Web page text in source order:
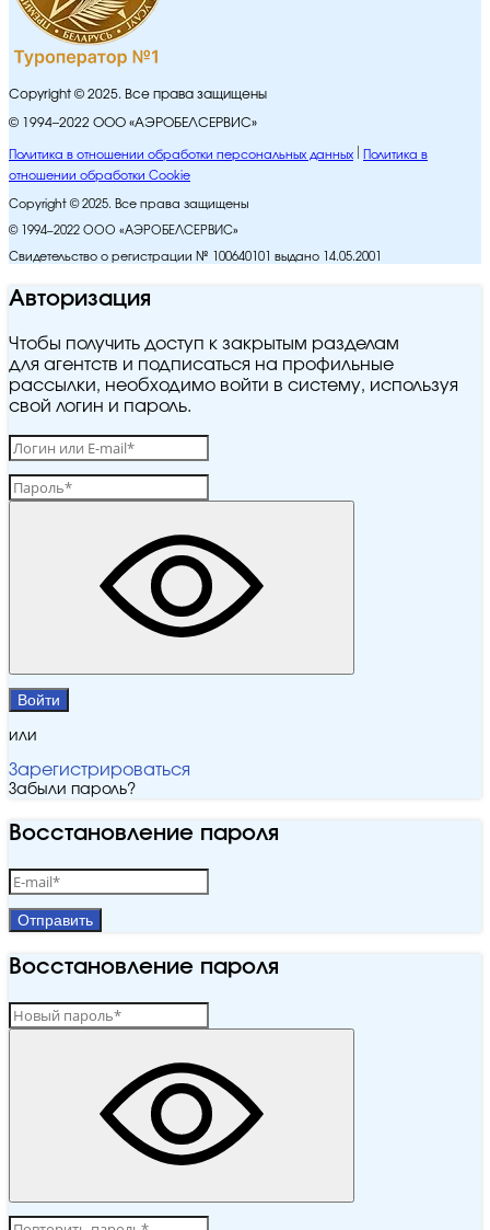
Copyright © 2025. Все права защищены
© 1994–2022 ООО «АЭРОБЕЛСЕРВИС»
Политика в отношении обработки персональных данных
Политика в
отношении обработки Cookie
Copyright © 2025. Все права защищены
© 1994–2022 ООО «АЭРОБЕЛСЕРВИС»
Свидетельство о регистрации № 100640101 выдано 14.05.2001
Авторизация
Чтобы получить доступ к закрытым разделам
для агентств и подписаться на профильные
рассылки, необходимо войти в систему, используя
свой логин и пароль.
Войти
или
Зарегистрироваться
Забыли пароль?
Восстановление пароля
Отправить
Восстановление пароля